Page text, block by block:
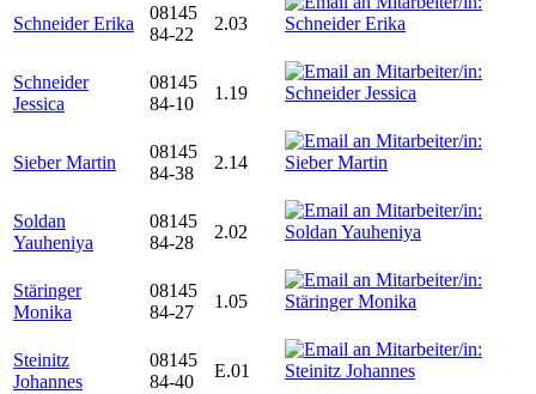
Schneider Erika
08145
84-22
2.03
Schneider
Jessica
08145
84-10
1.19
Sieber Martin
08145
84-38
2.14
Soldan
Yauheniya
08145
84-28
2.02
Stäringer
Monika
08145
84-27
1.05
Steinitz
Johannes
08145
84-40
E.01